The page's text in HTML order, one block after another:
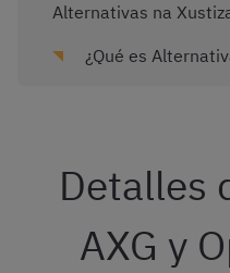
Alternativas na
¿Qué es
Detalles
AXG y